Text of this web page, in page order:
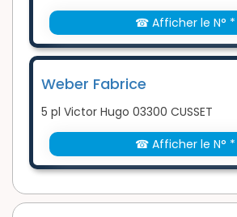
☎ Afficher le N° *
Weber Fabrice
5 pl Victor Hugo 03300 CUSSET
☎ Afficher le N° *